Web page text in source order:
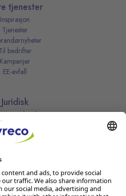
tjenester
Inspirasjon
Tjenester
bedrifter
Kampanjer
EE-avfall
Juridisk
Vilkår
kundeklubben